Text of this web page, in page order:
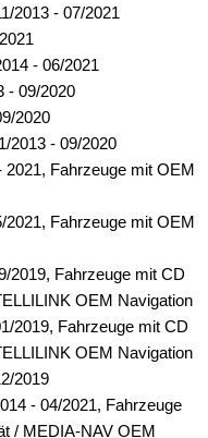
2013 - 07/2021
- 06/2021
- 09/2020
2020
2013 - 09/2020
2021, Fahrzeuge mit OEM
2021, Fahrzeuge mit OEM
2019, Fahrzeuge mit CD
OEM Navigation
2019, Fahrzeuge mit CD
OEM Navigation
2019
- 04/2021, Fahrzeuge
/ MEDIA-NAV OEM